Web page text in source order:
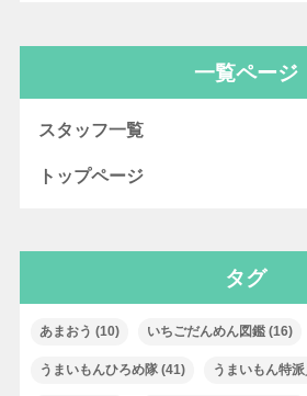
一覧ページ
スタッフ一覧
トップページ
タグ
あまおう (10) いちごだんめん図鑑(16)
うまいもんひろめ隊(41) うまいもん特派